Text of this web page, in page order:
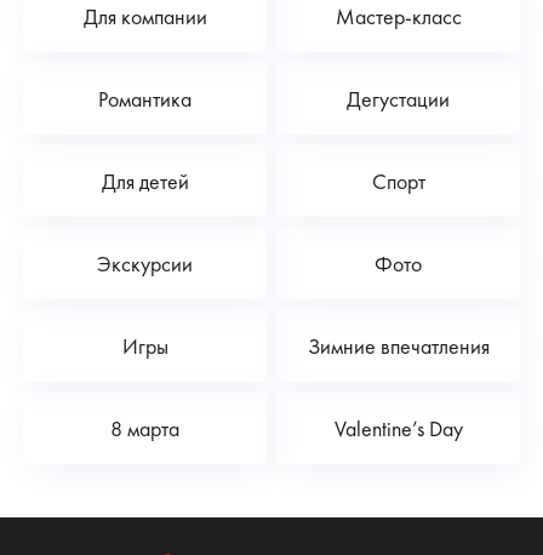
Для компании Мастер-класс
Романтика Дегустации
Для детей Спорт
Экскурсии Фото
Игры Зимние впечатления
8 марта Valentine’s Day